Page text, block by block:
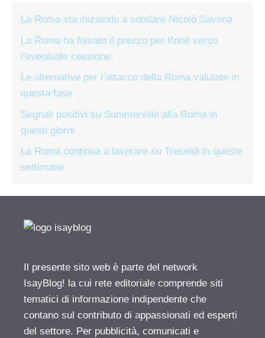
La Roma sta iniziando a sondare Nicolò Savona
La Roma ha fissato il prezzo per Koné verso
l’eventuale cessione
Le alternative per l’attacco della Roma valutate in
questa fase
Segnali positivi su Summerville alla Roma in
questi giorni
La Roma continua a lavorare su Tresoldi in queste
settimane
Il presente sito web è parte del network
IsayBlog! la cui rete editoriale comprende siti
tematici di informazione indipendente che
contano sul contributo di appassionati ed esperti
del settore. Per pubblicità, comunicati e